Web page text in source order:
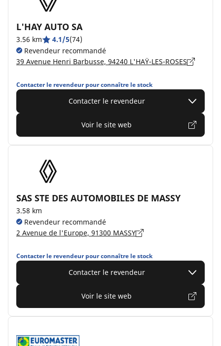
L'HAY AUTO SA
3.56 km 4.1/5(74)
Revendeur recommandé
39 Avenue Henri Barbusse, 94240 L'HAŸ-LES-ROSES
Contacter le revendeur pour connaître le stock
Contacter le revendeur
Voir le site web
SAS STE DES AUTOMOBILES DE MASSY
3.58 km
Revendeur recommandé
2 Avenue de l'Europe, 91300 MASSY
Contacter le revendeur pour connaître le stock
Contacter le revendeur
Voir le site web